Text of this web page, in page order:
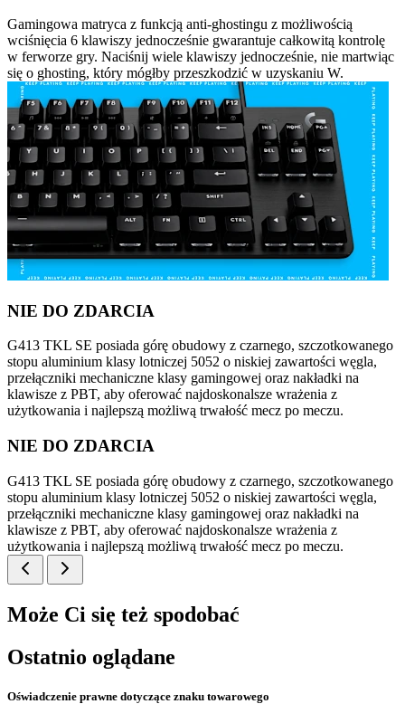
Gamingowa matryca z funkcją anti-ghostingu z możliwością
wciśnięcia 6 klawiszy jednocześnie gwarantuje całkowitą kontrolę
w ferworze gry. Naciśnij wiele klawiszy jednocześnie, nie martwiąc
się o ghosting, który mógłby przeszkodzić w uzyskaniu W.
NIE DO ZDARCIA
G413 TKL SE posiada górę obudowy z czarnego, szczotkowanego
stopu aluminium klasy lotniczej 5052 o niskiej zawartości węgla,
przełączniki mechaniczne klasy gamingowej oraz nakładki na
klawisze z PBT, aby oferować najdoskonalsze wrażenia z
użytkowania i najlepszą możliwą trwałość mecz po meczu.
NIE DO ZDARCIA
G413 TKL SE posiada górę obudowy z czarnego, szczotkowanego
stopu aluminium klasy lotniczej 5052 o niskiej zawartości węgla,
przełączniki mechaniczne klasy gamingowej oraz nakładki na
klawisze z PBT, aby oferować najdoskonalsze wrażenia z
użytkowania i najlepszą możliwą trwałość mecz po meczu.
Może Ci się też spodobać
Ostatnio oglądane
Oświadczenie prawne dotyczące znaku towarowego